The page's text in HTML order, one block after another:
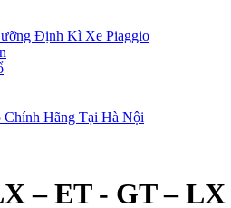
Định Kì Xe Piaggio
Chính Hãng Tại Hà Nội
– ET - GT –